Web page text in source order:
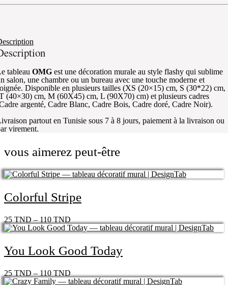
tableau OMG est une décoration murale au style flashy qui sublime
salon, une chambre ou un bureau avec une touche moderne et
Disponible en plusieurs tailles (XS (20×15) cm, S (30*22) cm,
(40×30) cm, M (60X45) cm, L (90X70) cm) et plusieurs cadres
argenté, Cadre Blanc, Cadre Bois, Cadre doré, Cadre Noir).
partout en Tunisie sous 7 à 8 jours, paiement à la livraison ou
virement.
vous aimerez peut-être
Colorful Stripe
25TND–110TND
You Look Good Today
25TND–110TND